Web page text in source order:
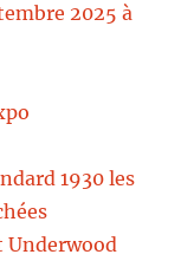
2025 à
1930 les
Underwood